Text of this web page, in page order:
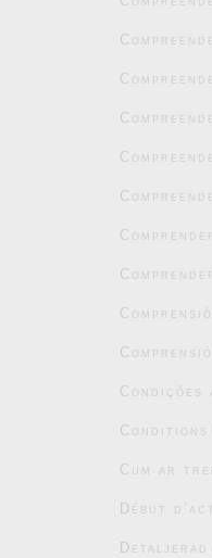
Condições
Cum ar
Début
Detaljerad